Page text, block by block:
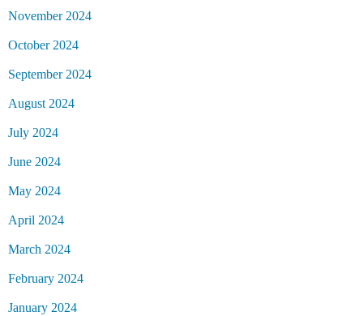
November 2024
October 2024
September 2024
August 2024
July 2024
June 2024
May 2024
April 2024
March 2024
February 2024
January 2024